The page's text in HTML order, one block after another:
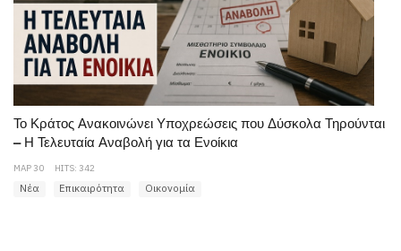
Το Κράτος Ανακοινώνει Υποχρεώσεις που Δύσκολα Τηρούνται
– Η Τελευταία Αναβολή για τα Ενοίκια
ΜΑΡ 30 HITS: 342
Νέα Επικαιρότητα Οικονομία